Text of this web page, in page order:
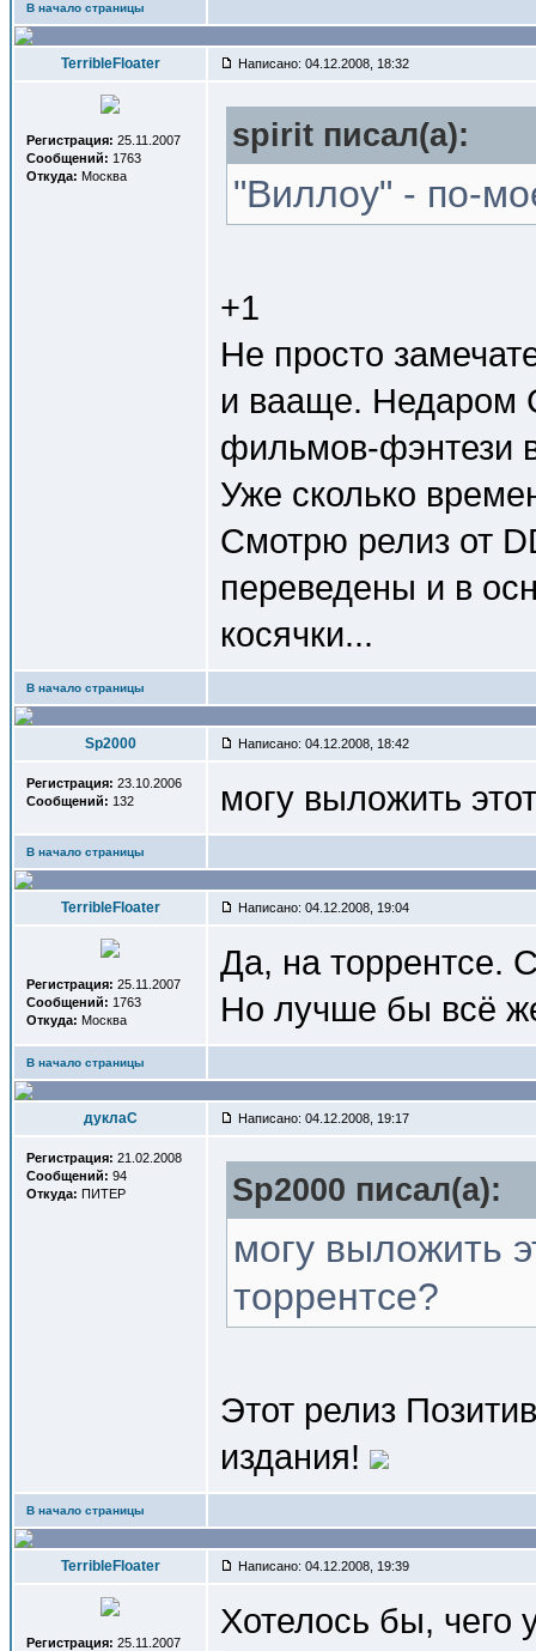
В начало страницы
TerribleFloater Написано: 04.12.2008, 18:32
Регистрация: 25.11.2007
Сообщений: 1763
Откуда: Москва
spirit писал(a):
"Виллоу" - по-
+1
Не просто
и вааще. Недаром
фильмов-фэнтези
Уже сколько
Смотрю релиз от
переведены и в
косячки...
В начало страницы
Sp2000 Написано: 04.12.2008, 18:42
Регистрация: 23.10.2006
Сообщений: 132 могу выложить
В начало страницы
TerribleFloater Написано: 04.12.2008, 19:04
Регистрация: 25.11.2007
Сообщений: 1763
Откуда: Москва
Да, на торрентсе.
Но лучше бы всё
В начало страницы
дуклаС Написано: 04.12.2008, 19:17
Регистрация: 21.02.2008
Сообщений: 94
Откуда: ПИТЕР Sp2000 писал(a):
могу выложить
торрентсе?
Этот релиз
издания!
В начало страницы
TerribleFloater Написано: 04.12.2008, 19:39
Регистрация: 25.11.2007
Хотелось бы, чего